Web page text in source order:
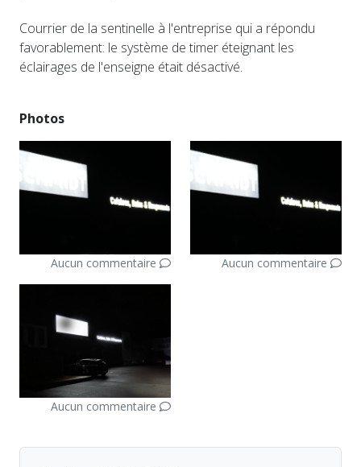
Courrier de la sentinelle à l'entreprise qui a répondu
favorablement: le système de timer éteignant les
éclairages de l'enseigne était désactivé.
Photos
Aucun commentaire Aucun commentaire
Aucun commentaire